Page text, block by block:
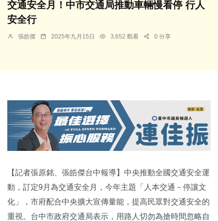
交通安全月！中市交通局推動車輛慢看停 行人
安全行
張皓傑 2025年九月15日 3,652 觀看 0 分享
【記者張原銘、張皓傑台中報導】中央推動全國交通安全運
動，訂定9月為交通安全月，今年主題「人本交通－停讓文
化」，市府配合中央擴大宣傳量能，提高民眾對交通安全的
重視。台中市政府交通局表示，用路人切勿為搶時間忽略自